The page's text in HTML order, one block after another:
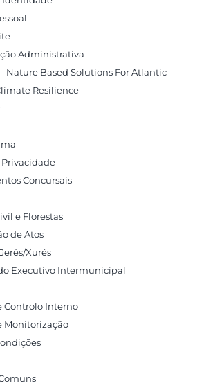
Administrativa
– Nature Based Solutions For Atlantic
Resilience
Concursais
e Florestas
de Atos
Xurés
Executivo Intermunicipal
Controlo Interno
Monitorização